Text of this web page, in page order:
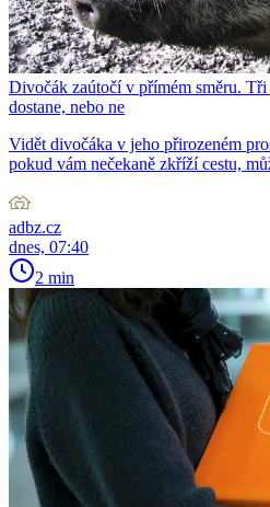
Divočák zaútočí v přímém směru.
dostane, nebo ne
Vidět divočáka v jeho přirozeném
pokud vám nečekaně zkříží cestu,
adbz.cz
dnes, 07:40
2 min